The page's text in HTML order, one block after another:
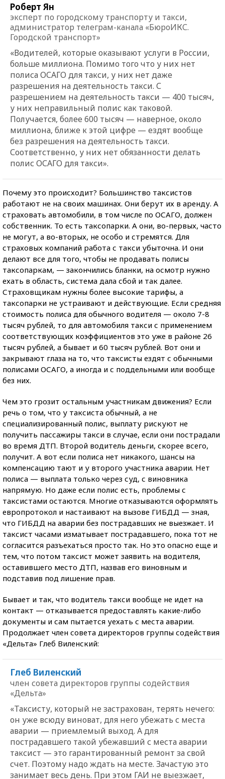
Роберт Ян
эксперт по городскому транспорту и такси,
администратор телеграм-канала «БюроИКС.
Городской транспорт»
«Водителей, которые оказывают услуги в России,
больше миллиона. Помимо того что у них нет
полиса ОСАГО для такси, у них нет даже
разрешения на деятельность такси. С
разрешением на деятельность такси — 400 тысяч,
у них неправильный полис как таковой.
Получается, более 600 тысяч — наверное, около
миллиона, ближе к этой цифре — ездят вообще
без разрешения на деятельность такси.
Соответственно, у них нет обязанности делать
полис ОСАГО для такси».
Почему это происходит? Большинство таксистов
работают не на своих машинах. Они берут их в аренду. А
страховать автомобили, в том числе по ОСАГО, должен
собственник. То есть таксопарки. А они, во-первых, часто
не могут, а во-вторых, не особо и стремятся. Для
страховых компаний работа с такси убыточна. И они
делают все для того, чтобы не продавать полисы
таксопаркам, — закончились бланки, на осмотр нужно
ехать в область, система дала сбой и так далее.
Страховщикам нужны более высокие тарифы, а
таксопарки не устраивают и действующие. Если средняя
стоимость полиса для обычного водителя — около 7-8
тысяч рублей, то для автомобиля такси с применением
соответствующих коэффициентов это уже в районе 26
тысяч рублей, а бывает и 60 тысяч рублей. Вот они и
закрывают глаза на то, что таксисты ездят с обычными
полисами ОСАГО, а иногда и с поддельными или вообще
без них.
Чем это грозит остальным участникам движения? Если
речь о том, что у таксиста обычный, а не
специализированный полис, выплату рискуют не
получить пассажиры такси в случае, если они пострадали
во время ДТП. Второй водитель деньги, скорее всего,
получит. А вот если полиса нет никакого, шансы на
компенсацию тают и у второго участника аварии. Нет
полиса — выплата только через суд, с виновника
напрямую. Но даже если полис есть, проблемы с
таксистами остаются. Многие отказываются оформлять
европротокол и настаивают на вызове ГИБДД — зная,
что ГИБДД на аварии без пострадавших не выезжает. И
таксист часами изматывает пострадавшего, пока тот не
согласится разъехаться просто так. Но это опасно еще и
тем, что потом таксист может заявить на водителя,
оставившего место ДТП, назвав его виновным и
подставив под лишение прав.
Бывает и так, что водитель такси вообще не идет на
контакт — отказывается предоставлять какие-либо
документы и сам пытается уехать с места аварии.
Продолжает член совета директоров группы содействия
«Дельта» Глеб Виленский:
Глеб Виленский
член совета директоров группы содействия
«Дельта»
«Таксисту, который не застрахован, терять нечего:
он уже всюду виноват, для него убежать с места
аварии — приемлемый выход. А для
пострадавшего такой убежавший с места аварии
таксист — это гарантированный ремонт за свой
счет. Поэтому надо ждать на месте. Зачастую это
занимает весь день. При этом ГАИ не выезжает,